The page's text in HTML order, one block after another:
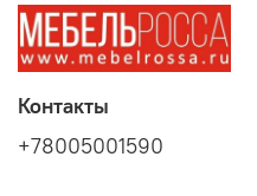
Контакты
+78005001590